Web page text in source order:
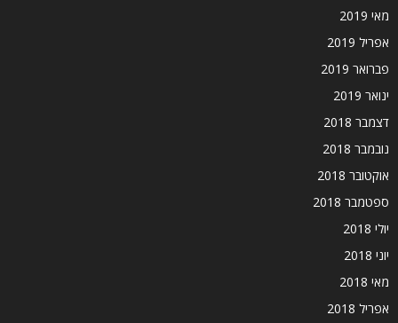
מאי 2019
אפריל 2019
פברואר 2019
ינואר 2019
דצמבר 2018
נובמבר 2018
אוקטובר 2018
ספטמבר 2018
יולי 2018
יוני 2018
מאי 2018
אפריל 2018